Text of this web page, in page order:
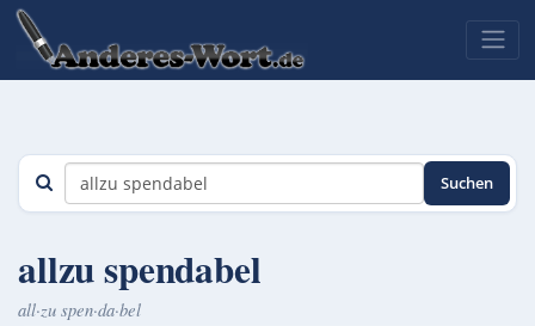
Suchen
allzu spendabel
all·zu spen·da·bel